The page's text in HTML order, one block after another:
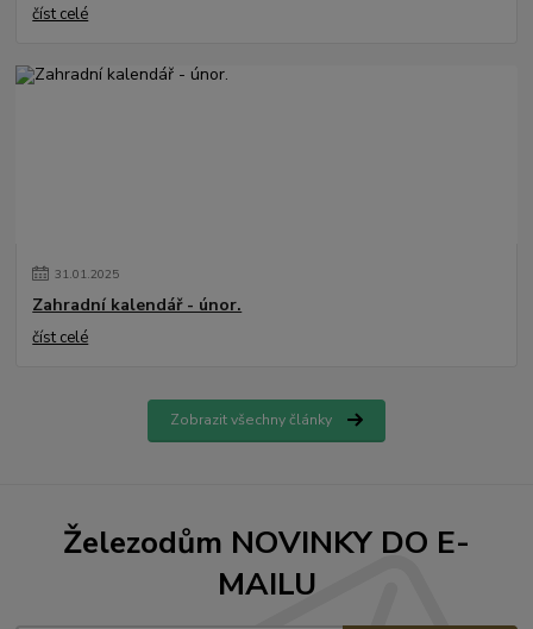
číst celé
31.01.2025
Zahradní kalendář - únor.
číst celé
Zobrazit všechny články
Železodům NOVINKY DO E-
MAILU